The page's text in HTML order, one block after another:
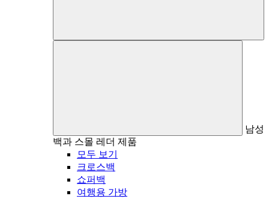
남성
백과 스몰 레더 제품
모두 보기
크로스백
쇼퍼백
여행용 가방